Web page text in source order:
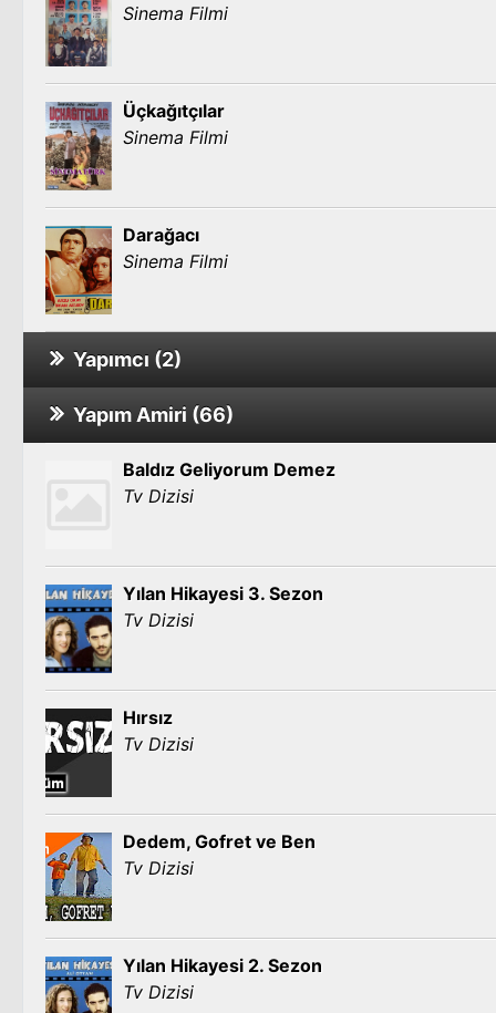
Sinema Filmi
Üçkağıtçılar
Sinema Filmi
Darağacı
Sinema Filmi
Yapımcı (2)
Şehvet Uçurumu
Sinema Filmi
Sinema Filmi
Yapım Amiri (66)
Baldız Geliyorum Demez
Tv Dizisi
Yılan Hikayesi 3. Sezon
Tv Dizisi
Hırsız
Tv Dizisi
Dedem, Gofret ve Ben
Tv Dizisi
Yılan Hikayesi 2. Sezon
Tv Dizisi